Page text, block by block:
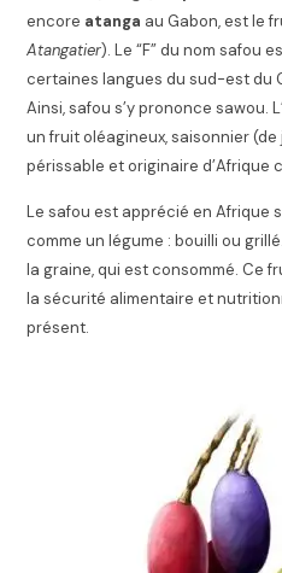
encore atanga au Gabon, est le
Atangatier). Le “F” du nom safou
certaines langues du sud-est du
Ainsi, safou s’y prononce sawou.
un fruit oléagineux, saisonnier
périssable et originaire d’Afrique
Le safou est apprécié en Afrique
comme un légume : bouilli ou grillé
la graine, qui est consommé. Ce
la sécurité alimentaire et
présent.